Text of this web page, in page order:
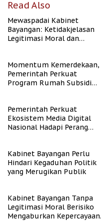
Read Also
Mewaspadai Kabinet
Bayangan: Ketidakjelasan
Legitimasi Moral dan
Momentum Kemerdekaan,
Pemerintah Perkuat
Program Rumah Subsidi
Pemerintah Perkuat
Ekosistem Media Digital
Nasional Hadapi Perang
Kabinet Bayangan Perlu
Hindari Kegaduhan Politik
yang Merugikan Publik
Kabinet Bayangan Tanpa
Legitimasi Moral Berisiko
Mengaburkan Kepercayaan